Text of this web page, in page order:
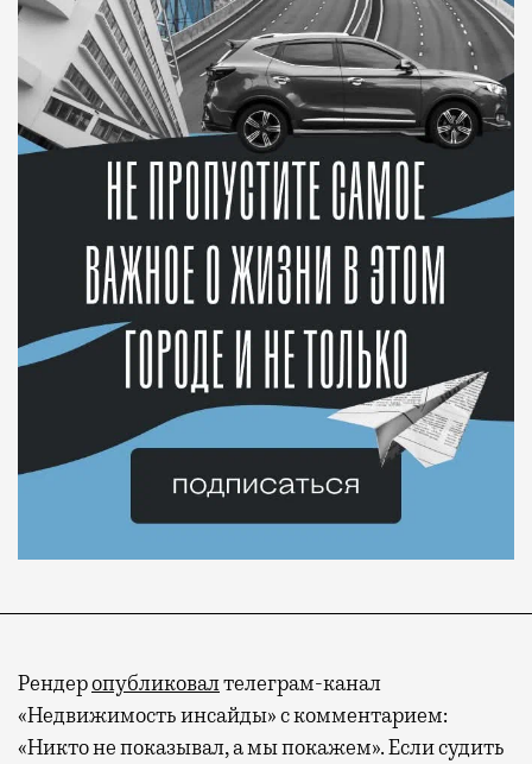
Рендеропубликовалтелеграм-канал
«Недвижимость инсайды» с комментарием:
«Никто не показывал, а мы покажем». Если судить